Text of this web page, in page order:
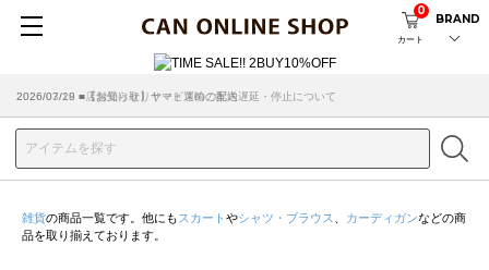
カート
0
BRAND
2026/07/29 ■【お知らせ】ヤマト運輸の配送遅延・停止について
2026/03/18 ■店舗受け取りサービスのご案内
雑貨の商品一覧です。他にも スカート やシャツ・ブラウス カーディガンなどの商
品を取り揃えております。